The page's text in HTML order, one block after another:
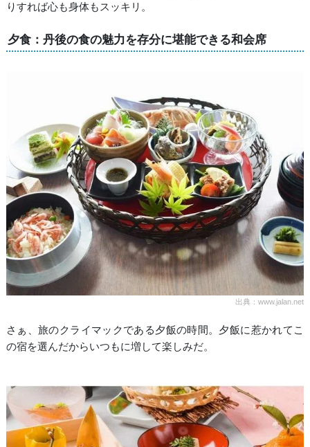
りすれば心も身体もスッキリ。
夕食：丹後の食の魅力を存分に堪能できる和会席
出典：www.jalan.net
さぁ、旅のクライマックである夕飯の時間。夕飯に惹かれてこ
の宿を選んだからいつもに増して楽しみだ。